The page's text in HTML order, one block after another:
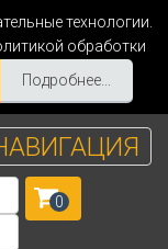
технологии.
обработки
Подробнее...
0